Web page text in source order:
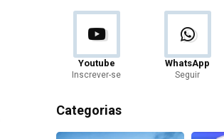
Youtube
Inscrever-se
WhatsApp
Seguir
Categorias